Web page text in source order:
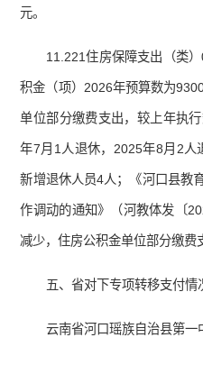
元。
11.221住房保障支出（类
积金（项）2026年预算数为
单位部分缴费支出，较上年执
年7月1人退休，2025年8月2人
新增退休人员4人；《河口县教
作调动的通知》（河教体发〔
减少，住房公积金单位部分缴费
五、省对下专项转移支付情
云南省河口瑶族自治县第一